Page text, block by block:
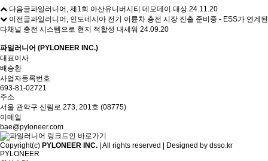
다음글파일러니어, 제1회 아산유니버시티 데모데이 대상 24.11.20
이전글파일러니어, 인도네시아 전기 이륜차 충전 시장 진출 준비중 - ESS가 연계된
다채널 충전 시스템으로 현지 적합성 내세워 24.09.20
파일러니어 (PYLONEER INC.)
대표이사
배승환
사업자등록번호
693-81-02721
주소
서울 관악구 신림로 273, 201호 (08775)
이메일
bae@pyloneer.com
Copyright(c) PYLONEER INC. | All rights reserved | Designed by dsso.kr
PYLONEER